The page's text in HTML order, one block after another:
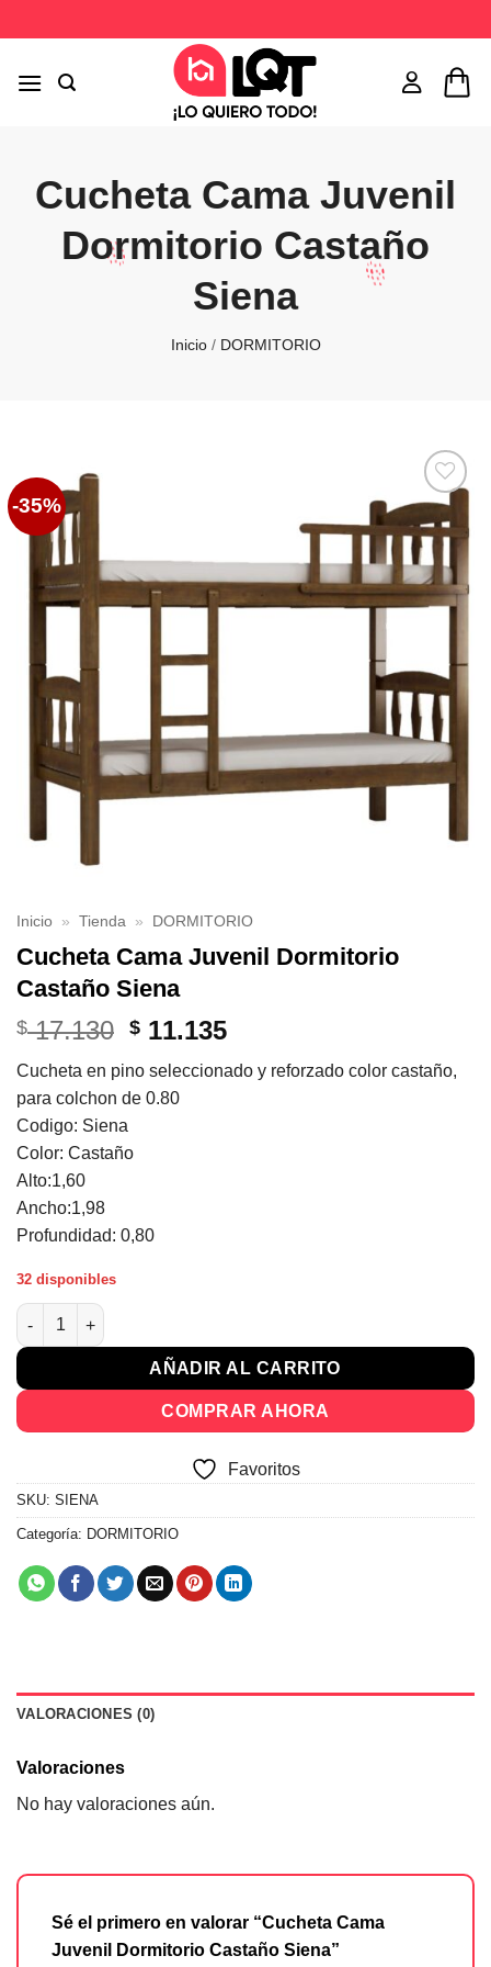
al
Cucheta Cama Juvenil
Dormitorio Castaño
Siena
Inicio / DORMITORIO
-35% Favoritos
Inicio » Tienda » DORMITORIO
Cucheta Cama Juvenil Dormitorio
Castaño Siena
$17.130 El
original
era:
$ 11.135El
actual
Cucheta en pino seleccionado y reforzado color castaño,
para colchon de 0.80
Codigo: Siena
Color: Castaño
Alto:1,60
Ancho:1,98
Profundidad: 0,80
32 disponibles
Cucheta Cama Juvenil Dormitorio Castaño Siena cantidad
AÑADIR AL CARRITO
COMPRAR AHORA
Favoritos
SKU: SIENA
Categoría: DORMITORIO
VALORACIONES (0)
Valoraciones
No hay valoraciones aún.
Sé el primero en valorar “Cucheta Cama
Juvenil Dormitorio Castaño Siena”